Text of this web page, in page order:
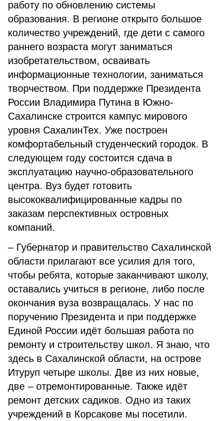
работу по обновлению системы
образования. В регионе открыто большое
количество учреждений, где дети с самого
раннего возраста могут заниматься
изобретательством, осваивать
информационные технологии, заниматься
творчеством. При поддержке Президента
России Владимира Путина в Южно-
Сахалинске строится кампус мирового
уровня СахалинТех. Уже построен
комфортабельный студенческий городок. В
следующем году состоится сдача в
эксплуатацию научно-образовательного
центра. Вуз будет готовить
высококвалифицированные кадры по
заказам перспективных островных
компаний.
– Губернатор и правительство Сахалинской
области прилагают все усилия для того,
чтобы ребята, которые заканчивают школу,
оставались учиться в регионе, либо после
окончания вуза возвращалась. У нас по
поручению Президента и при поддержке
Единой России идёт большая работа по
ремонту и строительству школ. Я знаю, что
здесь в Сахалинской области, на острове
Итуруп четыре школы. Две из них новые,
две – отремонтированные. Также идёт
ремонт детских садиков. Одно из таких
учреждений в Корсакове мы посетили.